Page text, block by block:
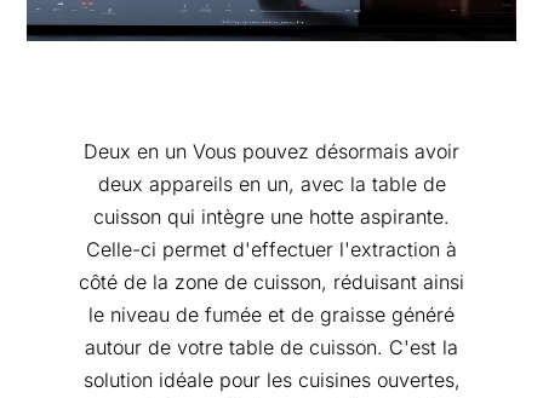
Deux en un Vous pouvez désormais avoir
deux appareils en un, avec la table de
cuisson qui intègre une hotte aspirante.
Celle-ci permet d'effectuer l'extraction à
côté de la zone de cuisson, réduisant ainsi
le niveau de fumée et de graisse généré
autour de votre table de cuisson. C'est la
solution idéale pour les cuisines ouvertes,